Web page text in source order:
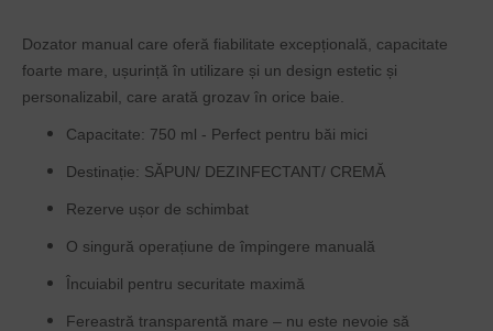
Dozator manual care oferă fiabilitate excepțională, capacitate
foarte mare, ușurință în utilizare și un design estetic și
personalizabil, care arată grozav în orice baie.
Capacitate: 750 ml - Perfect pentru băi mici
Destinație: SĂPUN/ DEZINFECTANT/ CREMĂ
Rezerve ușor de schimbat
O singură operațiune de împingere manuală
Încuiabil pentru securitate maximă
Fereastră transparentă mare – nu este nevoie să